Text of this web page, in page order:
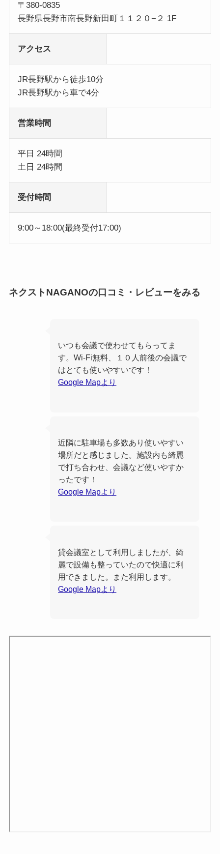
〒380-0835
長野県長野市南長野新田町１１２０−２ 1F
アクセス
JR長野駅から徒歩10分
JR長野駅から車で4分
営業時間
平日 24時間
土日 24時間
受付時間
9:00～18:00(最終受付17:00)
ネクストNAGANOの口コミ・レビューをみる
いつも会議で使わせてもらってま
す。Wi-Fi無料、１０人前後の会議で
はとても使いやすいです！
Google Mapより
近隣に駐車場も多数あり使いやすい
場所だと感じました。施設内も綺麗
で打ち合わせ、会議など使いやすか
ったです！
Google Mapより
貸会議室として利用しましたが、綺
麗で設備も整っていたので快適に利
用できました。また利用します。
Google Mapより